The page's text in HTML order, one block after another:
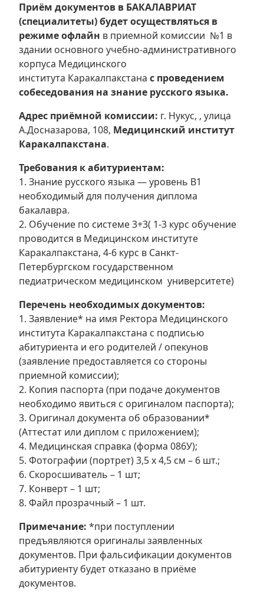
Приём документов в БАКАЛАВРИАТ
(специалитеты) будет осуществляться в
режиме офлайн в приемной комиссии №1 в
здании основного учебно-административного
корпуса Медицинского
института Каракалпакстана с проведением
собеседования на знание русского языка.
Адрес приёмной комиссии: г. Нукус, , улица
А.Досназарова, 108, Медицинский институт
Каракалпакстана.
Требования к абитуриентам:
1. Знание русского языка — уровень B1
необходимый для получения диплома
бакалавра.
2. Обучение по системе 3+3( 1-3 курс обучение
проводится в Медицинском институте
Каракалпакстана, 4-6 курс в Санкт-
Петербургском государственном
педиатрическом медицинском университете)
Перечень необходимых документов:
1. Заявление* на имя Ректора Медицинского
института Каракалпакстана с подписью
абитуриента и его родителей / опекунов
(заявление предоставляется со стороны
приемной комиссии);
2. Копия паспорта (при подаче документов
необходимо явиться с оригиналом паспорта);
3. Оригинал документа об образовании*
(Аттестат или диплом с приложением);
4. Медицинская справка (форма 086У);
5. Фотографии (портрет) 3,5 х 4,5 см – 6 шт.;
6. Скоросшиватель – 1 шт;
7. Конверт – 1 шт;
8. Файл прозрачный – 1 шт.
Примечание: *при поступлении
предъявляются оригиналы заявленных
документов. При фальсификации документов
абитуриенту будет отказано в приёме
документов.